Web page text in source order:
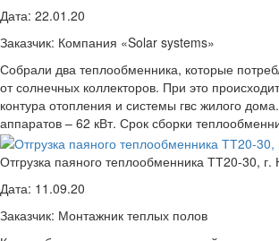
Дата: 22.01.20
Заказчик: Компания «Solar systems»
Собрали два теплообменника, которые
от солнечных коллекторов. При это
контура отопления и системы гвс жилого
аппаратов – 62 кВт. Срок сборки
Отгрузка паяного теплообменника ТТ20-30, г.
Дата: 11.09.20
Заказчик: Монтажник теплых полов